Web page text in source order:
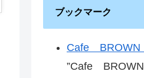
ブックマーク
Cafe
”Cafe